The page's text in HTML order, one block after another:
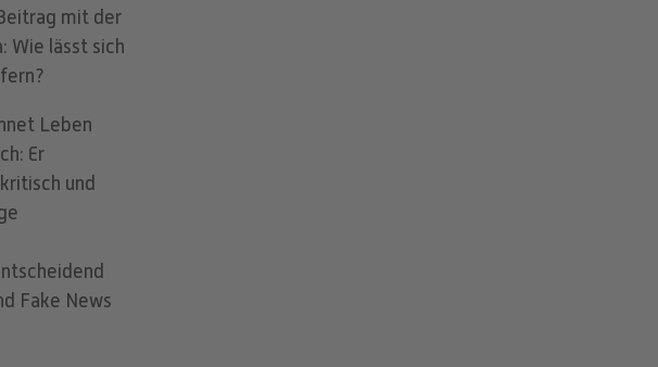
mit der
Wie lässt sich
Leben
Er
und
Fake News